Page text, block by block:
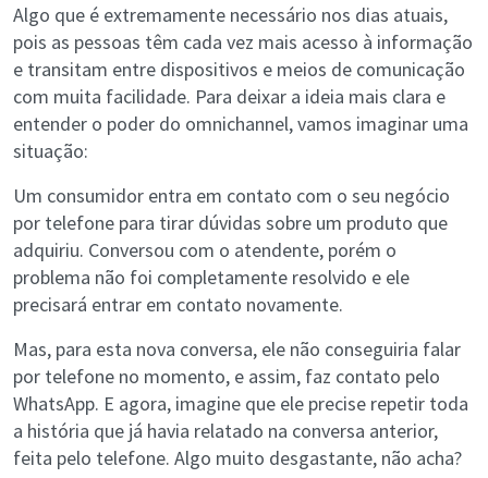
Algo que é extremamente necessário nos dias atuais,
pois as pessoas têm cada vez mais acesso à informação
e transitam entre dispositivos e meios de comunicação
com muita facilidade. Para deixar a ideia mais clara e
entender o poder do omnichannel, vamos imaginar uma
situação:
Um consumidor entra em contato com o seu negócio
por telefone para tirar dúvidas sobre um produto que
adquiriu. Conversou com o atendente, porém o
problema não foi completamente resolvido e ele
precisará entrar em contato novamente.
Mas, para esta nova conversa, ele não conseguiria falar
por telefone no momento, e assim, faz contato pelo
WhatsApp. E agora, imagine que ele precise repetir toda
a história que já havia relatado na conversa anterior,
feita pelo telefone. Algo muito desgastante, não acha?